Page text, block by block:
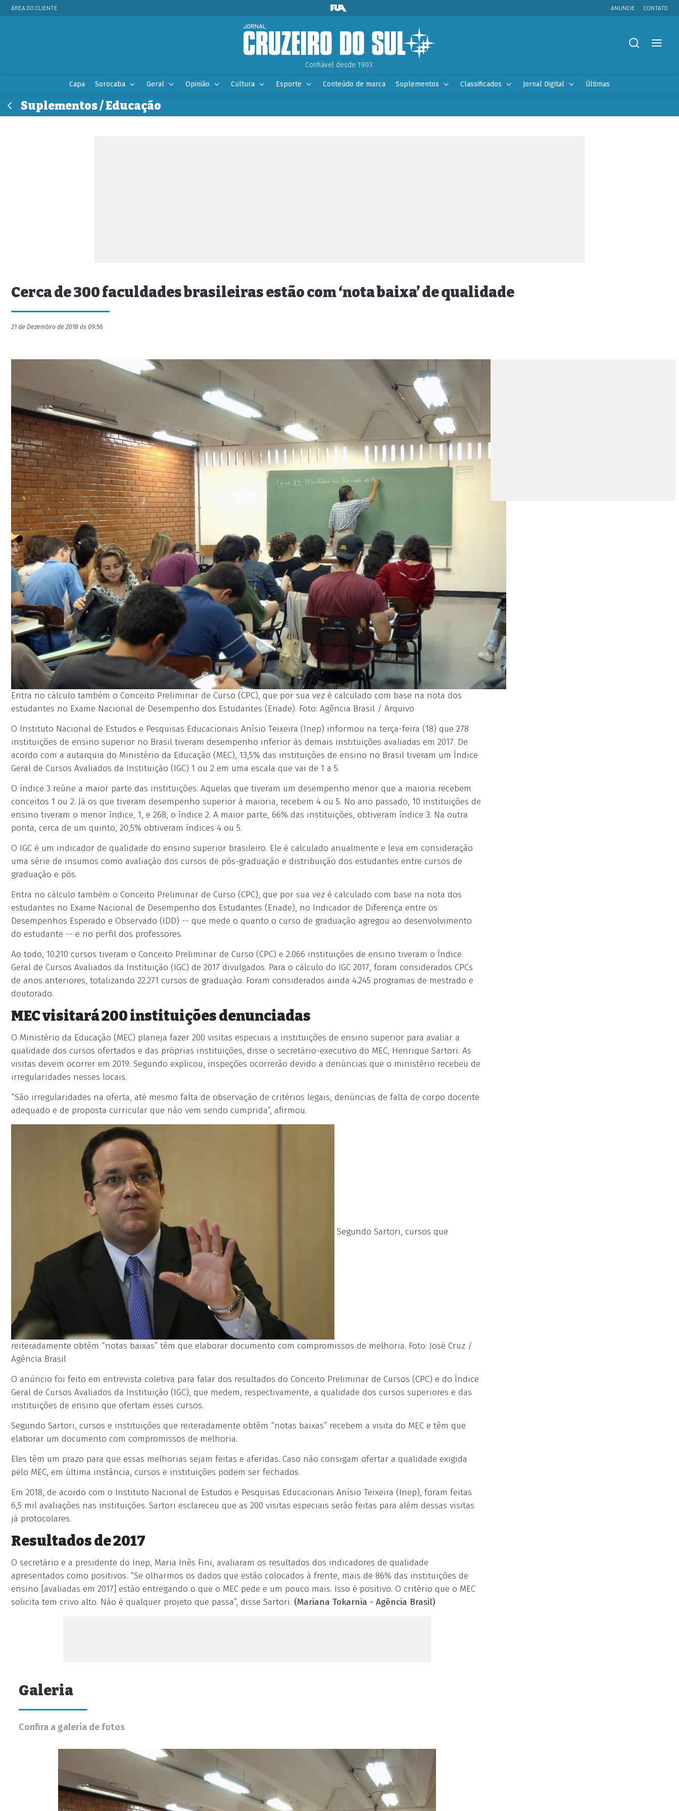
ÁREA DO CLIENTE ANUNCIE CONTATO
Confiável desde 1903.
Capa Sorocaba Geral Opinião Cultura Esporte Conteúdo de marca Suplementos Classificados Jornal Digital Últimas
Suplementos / Educação
Cerca de 300 faculdades brasileiras estão com ‘nota baixa’ de qualidade
21 de Dezembro de 2018 às 09:56
Entra no cálculo também o Conceito Preliminar de Curso (CPC), que por sua vez é calculado com base na nota dos
estudantes no Exame Nacional de Desempenho dos Estudantes (Enade). Foto: Agência Brasil / Arquivo
O Instituto Nacional de Estudos e Pesquisas Educacionais Anísio Teixeira (Inep) informou na terça-feira (18) que 278
instituições de ensino superior no Brasil tiveram desempenho inferior às demais instituições avaliadas em 2017. De
acordo com a autarquia do Ministério da Educação (MEC), 13,5% das instituições de ensino no Brasil tiveram um Índice
Geral de Cursos Avaliados da Instituição (IGC) 1 ou 2 em uma escala que vai de 1 a 5.
O índice 3 reúne a maior parte das instituições. Aquelas que tiveram um desempenho menor que a maioria recebem
conceitos 1 ou 2. Já os que tiveram desempenho superior à maioria, recebem 4 ou 5. No ano passado, 10 instituições de
ensino tiveram o menor índice, 1, e 268, o índice 2. A maior parte, 66% das instituições, obtiveram índice 3. Na outra
ponta, cerca de um quinto, 20,5% obtiveram índices 4 ou 5.
O IGC é um indicador de qualidade do ensino superior brasileiro. Ele é calculado anualmente e leva em consideração
uma série de insumos como avaliação dos cursos de pós-graduação e distribuição dos estudantes entre cursos de
graduação e pós.
Entra no cálculo também o Conceito Preliminar de Curso (CPC), que por sua vez é calculado com base na nota dos
estudantes no Exame Nacional de Desempenho dos Estudantes (Enade), no Indicador de Diferença entre os
Desempenhos Esperado e Observado (IDD) -- que mede o quanto o curso de graduação agregou ao desenvolvimento
do estudante -- e no perfil dos professores.
Ao todo, 10.210 cursos tiveram o Conceito Preliminar de Curso (CPC) e 2.066 instituições de ensino tiveram o Índice
Geral de Cursos Avaliados da Instituição (IGC) de 2017 divulgados. Para o cálculo do IGC 2017, foram considerados CPCs
de anos anteriores, totalizando 22.271 cursos de graduação. Foram considerados ainda 4.245 programas de mestrado e
doutorado.
MEC visitará 200 instituições denunciadas
O Ministério da Educação (MEC) planeja fazer 200 visitas especiais a instituições de ensino superior para avaliar a
qualidade dos cursos ofertados e das próprias instituições, disse o secretário-executivo do MEC, Henrique Sartori. As
visitas devem ocorrer em 2019. Segundo explicou, inspeções ocorrerão devido a denúncias que o ministério recebeu de
irregularidades nesses locais.
“São irregularidades na oferta, até mesmo falta de observação de critérios legais, denúncias de falta de corpo docente
adequado e de proposta curricular que não vem sendo cumprida”, afirmou.
Segundo Sartori, cursos que
reiteradamente obtêm “notas baixas” têm que elaborar documento com compromissos de melhoria. Foto: José Cruz /
Agência Brasil
O anúncio foi feito em entrevista coletiva para falar dos resultados do Conceito Preliminar de Cursos (CPC) e do Índice
Geral de Cursos Avaliados da Instituição (IGC), que medem, respectivamente, a qualidade dos cursos superiores e das
instituições de ensino que ofertam esses cursos.
Segundo Sartori, cursos e instituições que reiteradamente obtêm “notas baixas” recebem a visita do MEC e têm que
elaborar um documento com compromissos de melhoria.
Eles têm um prazo para que essas melhorias sejam feitas e aferidas. Caso não consigam ofertar a qualidade exigida
pelo MEC, em última instância, cursos e instituições podem ser fechados.
Em 2018, de acordo com o Instituto Nacional de Estudos e Pesquisas Educacionais Anísio Teixeira (Inep), foram feitas
6,5 mil avaliações nas instituições. Sartori esclareceu que as 200 visitas especiais serão feitas para além dessas visitas
já protocolares.
Resultados de 2017
O secretário e a presidente do Inep, Maria Inês Fini, avaliaram os resultados dos indicadores de qualidade
apresentados como positivos. “Se olharmos os dados que estão colocados à frente, mais de 86% das instituições de
ensino [avaliadas em 2017] estão entregando o que o MEC pede e um pouco mais. Isso é positivo. O critério que o MEC
solicita tem crivo alto. Não é qualquer projeto que passa”, disse Sartori. (Mariana Tokarnia - Agência Brasil)
Galeria
Confira a galeria de fotos